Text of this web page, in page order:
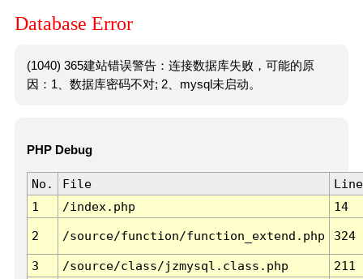
Database Error
(1040) 365建站错误警告：连接数据库失败，可能的原
因：1、数据库密码不对; 2、mysql未启动。
PHP Debug
No. File
Line
1
/index.php 14
2 /source/function/function_extend.php 324
3 /source/class/jzmysql.class.php
211